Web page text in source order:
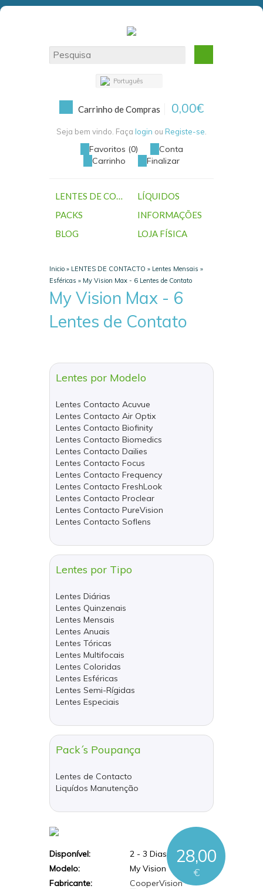
Português
Carrinho de Compras 0,00€
Seja bem vindo. Faça login ou Registe-se
Favoritos (0)
Conta
Carrinho
Finalizar
LENTES DE CONTACTO
LÍQUIDOS
PACKS
INFORMAÇÕES
BLOG
LOJA FÍSICA
Inicio » LENTES DE CONTACTO » Lentes Mensais »
Esféricas » My Vision Max - 6 Lentes de Contato
My Vision Max - 6
Lentes de Contato
Lentes por Modelo
Lentes Contacto Acuvue
Lentes Contacto Air Optix
Lentes Contacto Biofinity
Lentes Contacto Biomedics
Lentes Contacto Dailies
Lentes Contacto Focus
Lentes Contacto Frequency
Lentes Contacto FreshLook
Lentes Contacto Proclear
Lentes Contacto PureVision
Lentes Contacto Soflens
Lentes por Tipo
Lentes Diárias
Lentes Quinzenais
Lentes Mensais
Lentes Anuais
Lentes Tóricas
Lentes Multifocais
Lentes Coloridas
Lentes Esféricas
Lentes Semi-Rígidas
Lentes Especiais
Pack´s Poupança
Lentes de Contacto
Liquídos Manutenção
28,00
€
Disponível:
2 - 3 Dias Úteis
Modelo:
My Vision
Fabricante:
CooperVision